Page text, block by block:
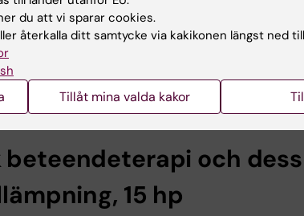
kunskap om hur ACT kan användas i kliniskt
är världsledande inom sina specifika
och har även varit del av att implementera
och prestationshöjande sammanhang.
Lina Collsiöö
beteendeterapi och dess
15 hp
du att vi sparar cookies.
återkalla ditt samtycke via kakikonen längst ned
Tillåt mina valda kakor